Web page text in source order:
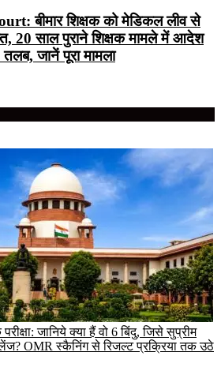
बीमार शिक्षक को मेडिकल लीव से
20 साल पुराने शिक्षक मामले में आदेश
जानें पूरा मामला
जानिये क्या हैं वो 6 बिंदु, जिसे सुप्रीम
OMR स्कैनिंग से रिजल्ट प्रक्रिया तक उठे